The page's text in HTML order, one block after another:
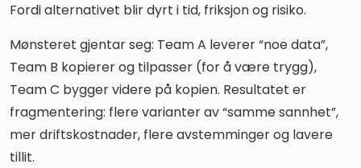
Fordi alternativet blir dyrt i tid, friksjon og risiko.
Mønsteret gjentar seg: Team A leverer “noe data”,
Team B kopierer og tilpasser (for å være trygg),
Team C bygger videre på kopien. Resultatet er
fragmentering: flere varianter av “samme sannhet”,
mer driftskostnader, flere avstemminger og lavere
tillit.